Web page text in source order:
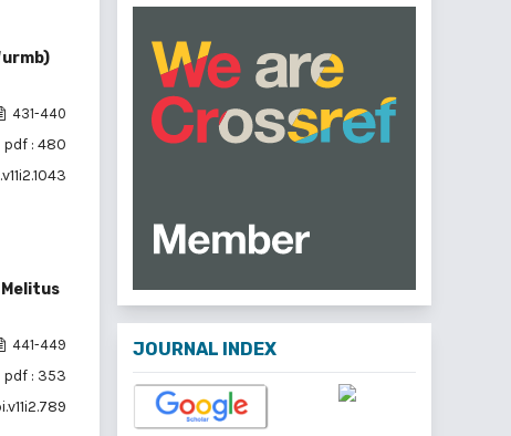
431-440
pdf : 480
441-449
pdf : 353
JOURNAL INDEX